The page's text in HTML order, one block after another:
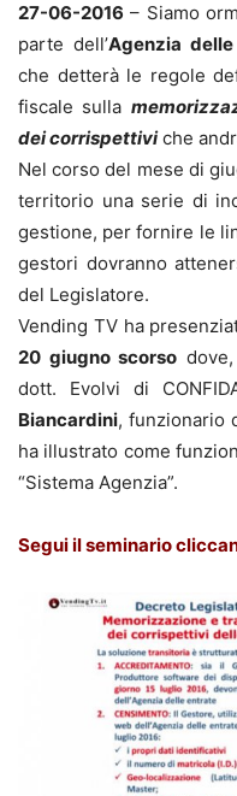
27-06-2016 – Siamo
parte dell’Agenzia
che detterà le regole
fiscale sulla
dei corrispettiviche
Nel corso del mese di
territorio una serie di
gestione, per fornire le
gestori dovranno
del Legislatore.
Vending TV ha
20 giugno scorso
dott. Evolvi di
Biancardini, funzionario
ha illustrato come
“Sistema Agenzia”.
Segui il seminario